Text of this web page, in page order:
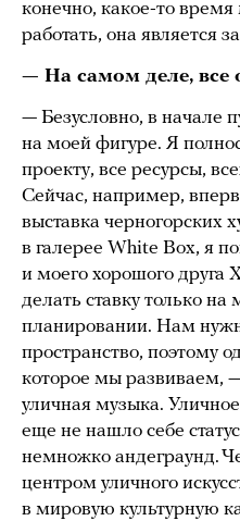
конечно, какое-то время
работать, она является
— На самом деле, все
— Безусловно, в начале
на моей фигуре. Я
проекту, все ресурсы,
Сейчас, например,
выставка
в галерее White Box, я
и моего хорошого друга
делать ставку только на
планировании. Нам
пространство, поэтому
которое мы развиваем,
уличная музыка.
еще не нашло себе
немножко андеграунд.
центром уличного
в мировую культурную